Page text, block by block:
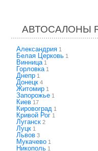
АВТОСАЛОНЫ
Александрия 1
Белая Церковь 1
Винница 1
Горловка 1
Днепр 1
Донецк 4
Житомир 1
Запорожье 1
Киев 17
Кировоград 1
Кривой Рог 1
Луганск 2
Луцк 1
Львов 3
Мукачево 1
Никополь 1